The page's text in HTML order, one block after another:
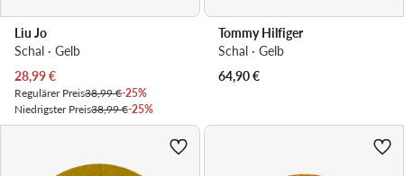
Liu Jo
Schal · Gelb
Aktueller Preis
28,99€
Regulärer Preis38,99 €-25%
Niedrigster Preis38,99 €-25%
Tommy Hilfiger
Schal · Gelb
64,90€